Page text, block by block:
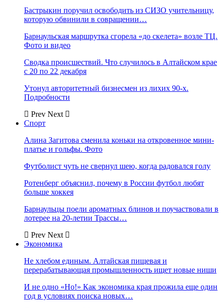
Бастрыкин поручил освободить из СИЗО учительницу,
которую обвинили в совращении…
Барнаульская маршрутка сгорела «до скелета» возле ТЦ.
Фото и видео
Сводка происшествий. Что случилось в Алтайском крае
с 20 по 22 декабря
Утонул авторитетный бизнесмен из лихих 90-х.
Подробности
Prev Next
Спорт
Алина Загитова сменила коньки на откровенное мини-
платье и гольфы. Фото
Футболист чуть не свернул шею, когда радовался голу
Ротенберг объяснил, почему в России футбол любят
больше хоккея
Барнаульцы поели ароматных блинов и поучаствовали в
лотерее на 20-летии Трассы…
Prev Next
Экономика
Не хлебом единым. Алтайская пищевая и
перерабатывающая промышленность ищет новые ниши
И не одно «Но!» Как экономика края прожила еще один
год в условиях поиска новых…